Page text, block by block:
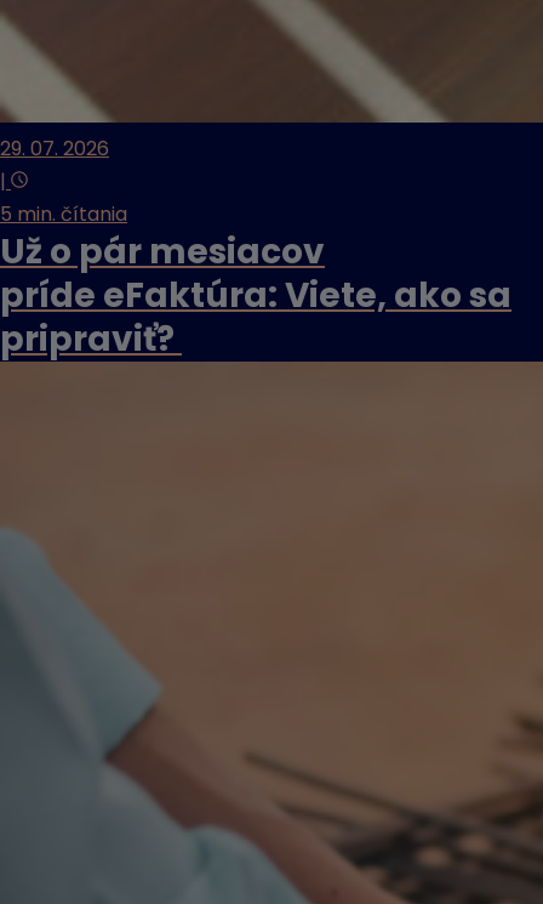
29. 07. 2026
|
5 min. čítania
Už o pár mesiacov
príde eFaktúra: Viete, ako sa
pripraviť?